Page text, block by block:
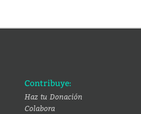
Contribuye:
Haz tu Donación
Colabora